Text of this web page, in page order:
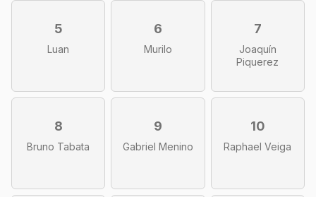
5
Luan
6
Murilo
7
Joaquín
Piquerez
8
Bruno Tabata
9
Gabriel Menino
10
Raphael Veiga